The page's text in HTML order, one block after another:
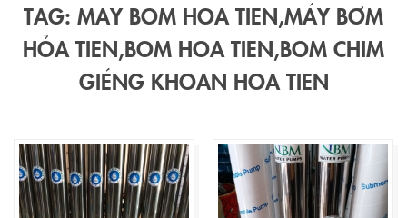
TAG: MAY BOM HOA TIEN,MÁY BƠM
HỎA TIEN,BOM HOA TIEN,BOM CHIM
GIÉNG KHOAN HOA TIEN